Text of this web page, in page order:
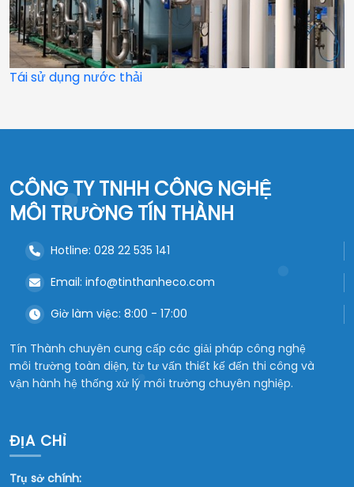
Tái sử dụng nước thải
CÔNG TY TNHH CÔNG NGHỆ
MÔI TRƯỜNG TÍN THÀNH
Hotline: 028 22 535 141
Email: info@tinthanheco.com
Giờ làm việc: 8:00 - 17:00
Tín Thành chuyên cung cấp các giải pháp công nghệ
môi trường toàn diện, từ tư vấn thiết kế đến thi công và
vận hành hệ thống xử lý môi trường chuyên nghiệp.
ĐỊA CHỈ
Trụ sở chính: